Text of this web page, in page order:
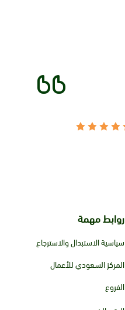
روابط مهمة
سياسية الاستبدال والاسترجاع
المركز السعودي للأعمال
الفروع